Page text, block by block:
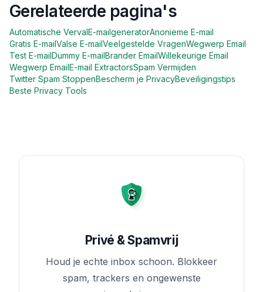
Gerelateerde pagina's
Automatische VervalE-mailgeneratorAnonieme E-mail
Gratis E-mailValse E-mailVeelgestelde VragenWegwerp Email
Test E-mailDummy E-mailBrander EmailWillekeurige Email
Wegwerp EmailE-mail ExtractorsSpam Vermijden
Twitter Spam StoppenBescherm je PrivacyBeveiligingstips
Beste Privacy Tools
Privé & Spamvrij
Houd je echte inbox schoon. Blokkeer
spam, trackers en ongewenste